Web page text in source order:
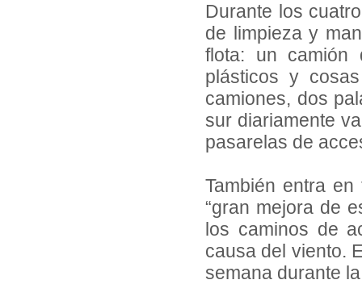
Durante los
de limpieza y
flota: un camión
plásticos y
camiones, dos
sur diariamente
pasarelas de
También entra
“gran mejora de
los caminos de
causa del viento.
semana durante